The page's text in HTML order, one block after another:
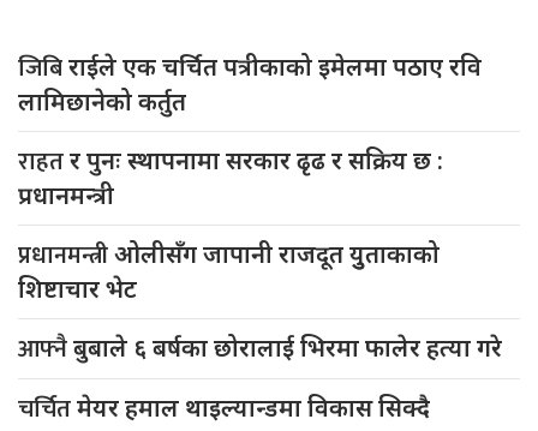
जिबिराईले एक चर्चित पत्रीकाको इमेलमा पठाए रवि
लामिछानेको कर्तुत
राहतर पुनः स्थापनामा सरकार ढृढ र सक्रिय छ :
प्रधानमन्त्री
प्रधानमन्त्रीओलीसँग जापानी राजदूत युुताकाको
शिष्टाचार भेट
आफ्नैबुबाले ६ बर्षका छोरालाई भिरमा फालेर हत्या गरे
चर्चितमेयर हमाल थाइल्यान्डमा विकास सिक्दै